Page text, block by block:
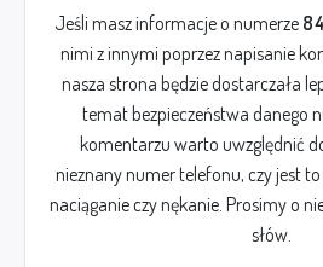
Jeśli masz informacje o numerze
nimi z innymi poprzez napisanie
nasza strona będzie dostarczała
temat bezpieczeństwa danego
komentarzu warto uwzględnić
nieznany numer telefonu, czy jest
naciąganie czy nękanie. Prosimy o
słów.